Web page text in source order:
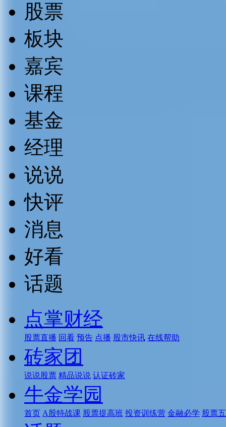
股票
板块
嘉宾
课程
基金
经理
说说
快评
消息
好看
话题
点掌财经
股票直播 回看 预告 点播 股市快讯 在线帮助
砖家团
说说股票 精品说说 认证砖家
牛金学园
首页 A股特战课 股票提高班 投资训练营 金融必学 股票